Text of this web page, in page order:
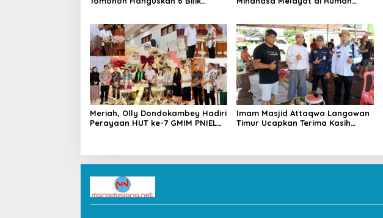
Meriah, Olly Dondokambey Hadiri
Perayaan HUT ke-7 GMIM PNIEL
Imam Masjid Attaqwa Langowan
Timur Ucapkan Terima Kasih